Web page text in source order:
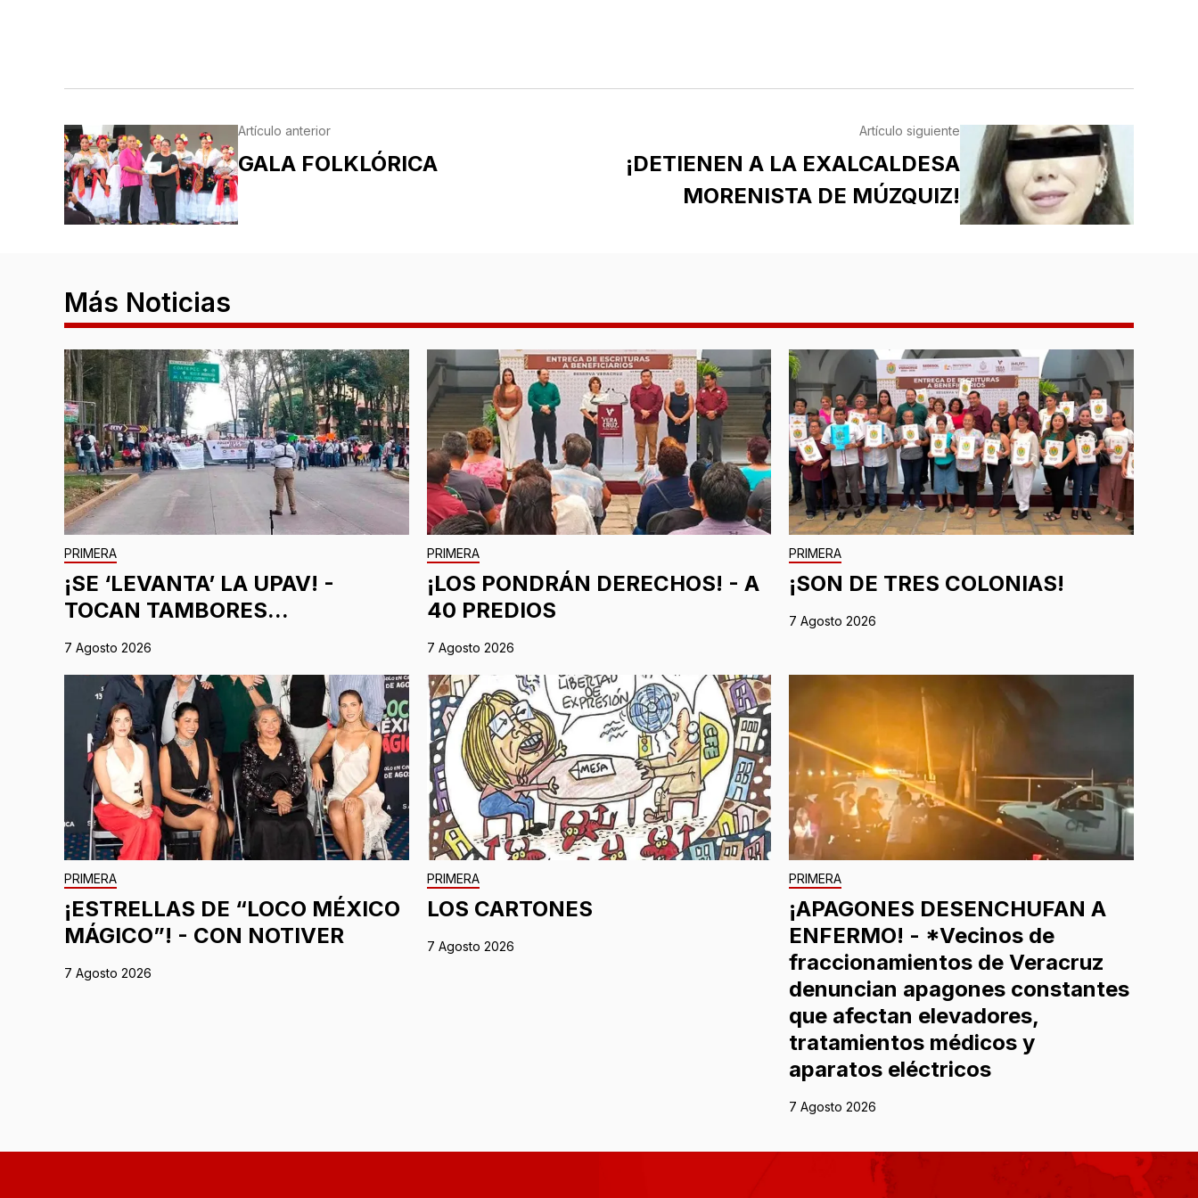
Artículo anterior
GALA FOLKLÓRICA
Artículo siguiente
¡DETIENEN A LA EXALCALDESA
MORENISTA DE MÚZQUIZ!
Más Noticias
PRIMERA
¡SE ‘LEVANTA’ LA UPAV! -
TOCAN TAMBORES...
7 Agosto 2026
PRIMERA
¡LOS PONDRÁN DERECHOS! - A
40 PREDIOS
7 Agosto 2026
PRIMERA
¡SON DE TRES COLONIAS!
7 Agosto 2026
PRIMERA
¡ESTRELLAS DE “LOCO MÉXICO
MÁGICO”! - CON NOTIVER
7 Agosto 2026
PRIMERA
LOS CARTONES
7 Agosto 2026
PRIMERA
¡APAGONES DESENCHUFAN A
ENFERMO! - *Vecinos de
fraccionamientos de Veracruz
denuncian apagones constantes
que afectan elevadores,
tratamientos médicos y
aparatos eléctricos
7 Agosto 2026